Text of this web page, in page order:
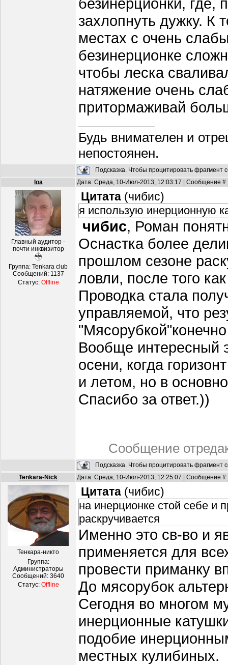
безинерционки, где,
захлопнуть дужку. К
местах с очень
безинерционке
чтобы леска
натяжение очень
притормаживай
Будь внимателен и
непостоянен.
Подсказка. Чтобы процитировать фрагмент
loa
Дата: Среда, 10-Июл-2013, 12:03:17 | Сообщение #
Главный аудитор -
почти инквизитор
Группа: Tenkara club
Сообщений: 1137
Статус: Offline
Цитата (чибис)
я использую инерционную
чибис, Роман
Оснастка более
прошлом сезоне
ловли, после того
Проводка стала
управляемой, что
Вообще интересный
осени, когда
и летом, но в
Спасибо за ответ.))
Сообщение
Подсказка. Чтобы процитировать фрагмент
Tenkara-Nick
Дата: Среда, 10-Июл-2013, 12:25:07 | Сообщение #
Тенкара-никто
Группа:
Администраторы
Сообщений: 3640
Статус: Offline
Цитата (чибис)
на инерционке стой себе
раскручивается
Именно это св-во и
применяется для
провести приманку
До мясорубок
Сегодня во многом
инерционные
подобие
местных кулибиных.